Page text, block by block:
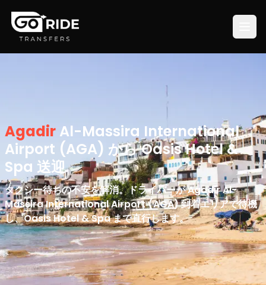
Agadir Al-Massira International
Airport (AGA) から Oasis Hotel &
Spa 送迎
タクシー待ちの不安を解消。ドライバーが Agadir Al-
Massira International Airport (AGA) 到着エリアで待機
し、Oasis Hotel & Spa まで直行します。